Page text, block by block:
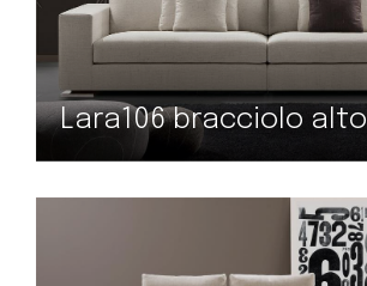
Lara106 bracciolo alto